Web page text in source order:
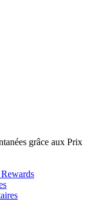
grâce aux Prix